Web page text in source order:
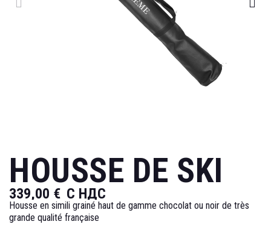
HOUSSE DE SKI
339,00 € С НДС
Housse en simili grainé haut de gamme chocolat ou noir de très
grande qualité française